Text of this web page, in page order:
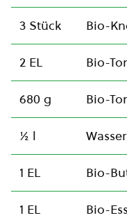
3 Stück Bio-
2 EL Bio-
680 g Bio-
½ l
1 EL Bio-
1 EL Bio-